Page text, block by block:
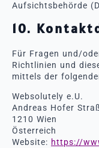
Aufsichtsbehörde
10.
Für Fragen und/
Richtlinien und
mittels der
Websolutely e.U.
Andreas Hofer
1210 Wien
Österreich
Website: https://